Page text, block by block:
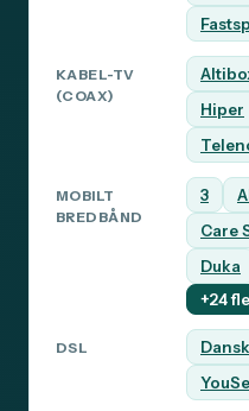
KABEL-TV
(COAX)
Hiper
MOBILT
BREDBÅND
3
Care
Duka
+24
DSL